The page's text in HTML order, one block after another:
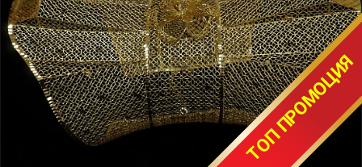
ТОП ПРОМОЦИЯ